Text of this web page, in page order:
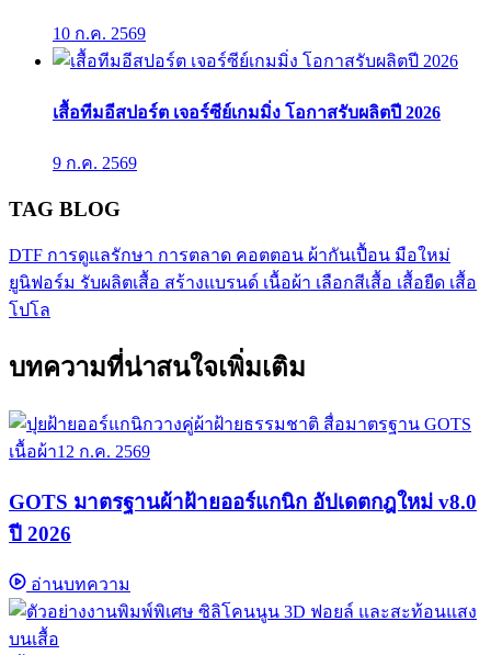
10 ก.ค. 2569
เสื้อทีมอีสปอร์ต เจอร์ซีย์เกมมิ่ง โอกาสรับผลิตปี 2026
9 ก.ค. 2569
TAG BLOG
DTF การดูแลรักษา การตลาด คอตตอน ผ้ากันเปื้อน มือใหม่
ยูนิฟอร์ม รับผลิตเสื้อ สร้างแบรนด์ เนื้อผ้า เลือกสีเสื้อ เสื้อยืด เสื้อ
โปโล
บทความที่น่าสนใจเพิ่มเติม
เนื้อผ้า12 ก.ค. 2569
GOTS มาตรฐานผ้าฝ้ายออร์แกนิก อัปเดตกฎใหม่ v8.0
ปี 2026
อ่านบทความ